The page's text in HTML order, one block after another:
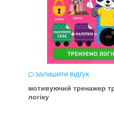
залишити відгук
мотивуючий тренажер
логіку